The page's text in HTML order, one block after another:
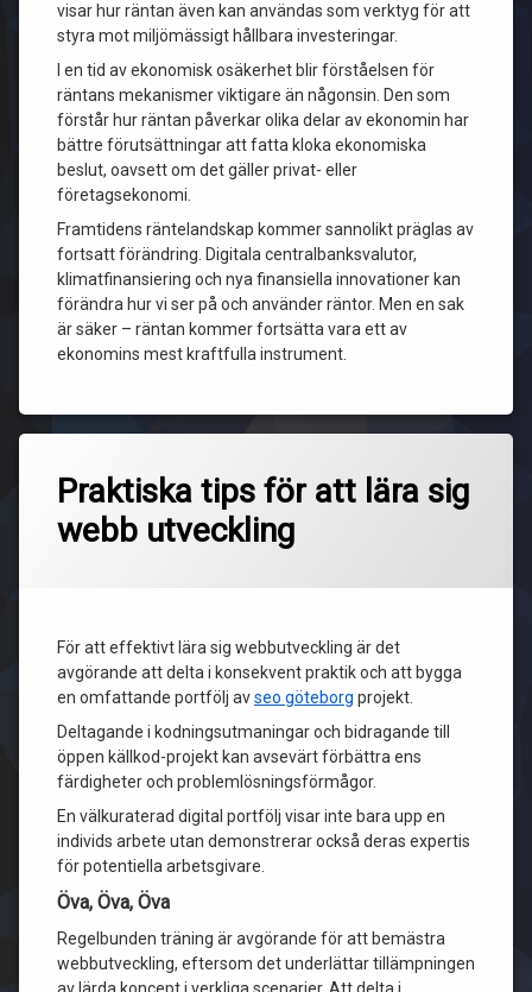
visar hur räntan även kan användas som verktyg för att
styra mot miljömässigt hållbara investeringar.
I en tid av ekonomisk osäkerhet blir förståelsen för
räntans mekanismer viktigare än någonsin. Den som
förstår hur räntan påverkar olika delar av ekonomin har
bättre förutsättningar att fatta kloka ekonomiska
beslut, oavsett om det gäller privat- eller
företagsekonomi.
Framtidens räntelandskap kommer sannolikt präglas av
fortsatt förändring. Digitala centralbanksvalutor,
klimatfinansiering och nya finansiella innovationer kan
förändra hur vi ser på och använder räntor. Men en sak
är säker – räntan kommer fortsätta vara ett av
ekonomins mest kraftfulla instrument.
Praktiska tips för att lära sig
webb utveckling
För att effektivt lära sig webbutveckling är det
avgörande att delta i konsekvent praktik och att bygga
en omfattande portfölj avseo göteborg projekt.
Deltagande i kodningsutmaningar och bidragande till
öppen källkod-projekt kan avsevärt förbättra ens
färdigheter och problemlösningsförmågor.
En välkuraterad digital portfölj visar inte bara upp en
individs arbete utan demonstrerar också deras expertis
för potentiella arbetsgivare.
Öva, Öva, Öva
Regelbunden träning är avgörande för att bemästra
webbutveckling, eftersom det underlättar tillämpningen